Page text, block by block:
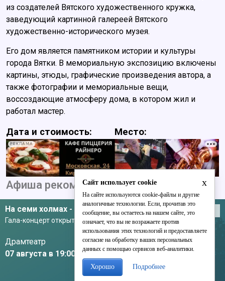
из создателей Вятского художественного кружка,
заведующий картинной галереей Вятского
художественно-исторического музея.
Его дом является памятником истории и культуры
города Вятки. В мемориальную экспозицию включены
картины, этюды, графические произведения автора, а
также фотографии и мемориальные вещи,
воссоздающие атмосферу дома, в котором жил и
работал мастер.
Дата и стоимость: Место:
РЕКЛАМА
Афиша рекомендует
На семи холмах - 2026,12+
Гала-концерт открытия фестиваля
Драмтеатр
07 августа в 19:00
Концерты События
x
Сайт использует cookie
На сайте используются cookie-файлы и другие
аналогичные технологии. Если, прочитав это
сообщение, вы остаетесь на нашем сайте, это
означает, что вы не возражаете против
использования этих технологий и предоставляете
согласие на обработку ваших персональных
данных с помощью сервисов веб-аналитики.
Хорошо Подробнее